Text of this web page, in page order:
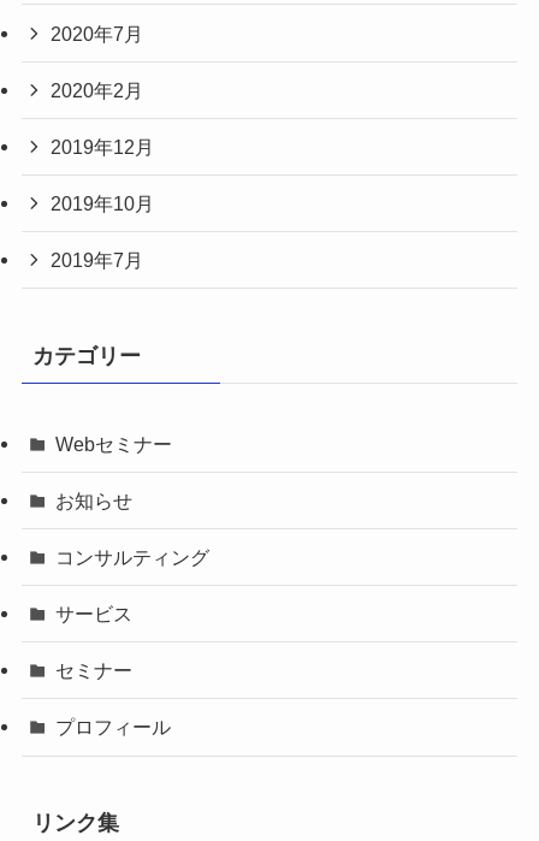
2020年7月
2020年2月
2019年12月
2019年10月
2019年7月
カテゴリー
Webセミナー
お知らせ
コンサルティング
サービス
セミナー
プロフィール
リンク集